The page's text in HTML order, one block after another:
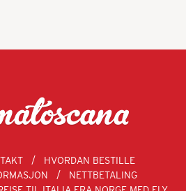
HVORDAN BESTILLE
NETTBETALING